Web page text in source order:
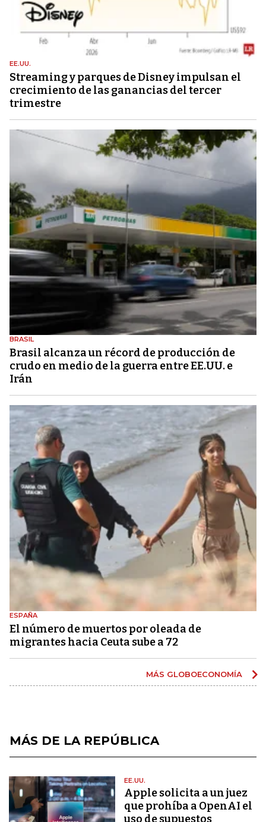
EE.UU.
Streaming y parques de Disney impulsan el
crecimiento de las ganancias del tercer
trimestre
BRASIL
Brasil alcanza un récord de producción de
crudo en medio de la guerra entre EE.UU. e
Irán
ESPAÑA
El número de muertos por oleada de
migrantes hacia Ceuta sube a 72
MÁS GLOBOECONOMÍA
MÁS DE LA REPÚBLICA
EE.UU.
Apple solicita a un juez
que prohíba a OpenAI el
uso de supuestos